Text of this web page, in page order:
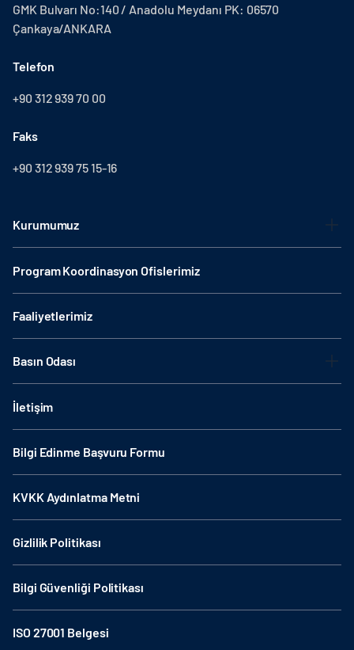
GMK Bulvarı No:140 / Anadolu Meydanı PK: 06570
Çankaya/ANKARA
Telefon
+90 312 939 70 00
Faks
+90 312 939 75 15-16
Kurumumuz
Program Koordinasyon Ofislerimiz
Faaliyetlerimiz
Basın Odası
İletişim
Bilgi Edinme Başvuru Formu
KVKK Aydınlatma Metni
Gizlilik Politikası
Bilgi Güvenliği Politikası
ISO 27001 Belgesi